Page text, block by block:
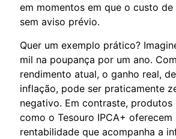
em momentos em que o custo
sem aviso prévio.
Quer um exemplo prático?
mil na poupança por um ano.
rendimento atual, o ganho real,
inflação, pode ser praticamente
negativo. Em contraste, produtos
como o Tesouro IPCA+ oferecem
rentabilidade que acompanha a